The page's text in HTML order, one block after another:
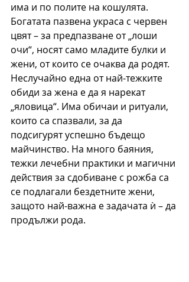
има и по полите на кошулята.
Богатата пазвена украса с червен
цвят – за предпазване от „лоши
очи“, носят само младите булки и
жени, от които се очаква да родят.
Неслучайно една от най-тежките
обиди за жена е да я нарекат
„яловица“. Има обичаи и ритуали,
които са спазвали, за да
подсигурят успешно бъдещо
майчинство. На много баяния,
тежки лечебни практики и магични
действия за сдобиване с рожба са
се подлагали бездетните жени,
защото най-важна е задачата ѝ – да
продължи рода.